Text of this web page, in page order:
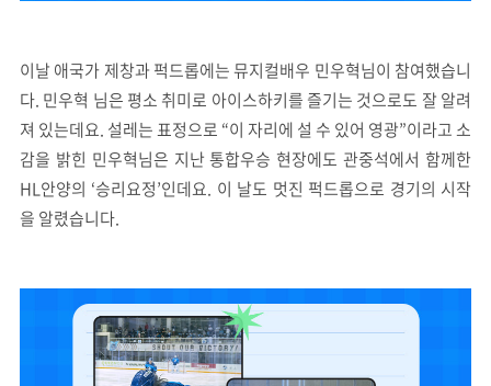
이날 애국가 제창과 퍽드롭에는 뮤지컬배우 민우혁님이 참여했습니
다. 민우혁 님은 평소 취미로 아이스하키를 즐기는 것으로도 잘 알려
져 있는데요. 설레는 표정으로 “이 자리에 설 수 있어 영광”이라고 소
감을 밝힌 민우혁님은 지난 통합우승 현장에도 관중석에서 함께한
HL안양의 ‘승리요정’인데요. 이 날도 멋진 퍽드롭으로 경기의 시작
을 알렸습니다.